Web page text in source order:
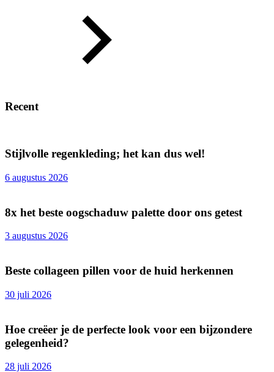
Recent
Stijlvolle regenkleding; het kan dus wel!
6 augustus 2026
8x het beste oogschaduw palette door ons getest
3 augustus 2026
Beste collageen pillen voor de huid herkennen
30 juli 2026
Hoe creëer je de perfecte look voor een bijzondere
gelegenheid?
28 juli 2026